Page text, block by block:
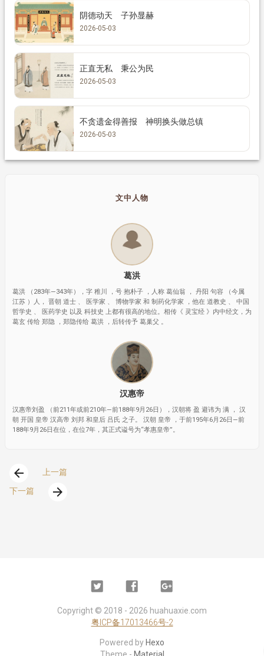
阴德动天 子孙显赫
2026-05-03
正直无私 秉公为民
2026-05-03
不贪遗金得善报 神明换头做总镇
2026-05-03
文中人物
葛洪
葛洪 （283年—343年），字 稚川 ，号 抱朴子 ，人称 葛仙翁 ， 丹阳 句容 （今属
江苏 ）人， 晋朝 道士 、 医学家 、 博物学家 和 制药化学家 ，他在 道教史 、 中国
哲学史 、 医药学史 以及 科技史 上都有很高的地位。相传《 灵宝经 》内中经文，为
葛玄 传给 郑隐 ，郑隐传给 葛洪 ，后转传予 葛巢父 。
汉惠帝
汉惠帝刘盈 （前211年或前210年—前188年9月26日），汉朝将 盈 避讳为 满 ， 汉
朝 开国 皇帝 汉高帝 刘邦 和皇后 吕氏 之子。 汉朝 皇帝 ，于前195年6月26日—前
188年9月26日在位，在位7年，其正式谥号为“孝惠皇帝”。
arrow_back
上一篇
下一篇
arrow_forward
Twitter FacebookGoogle
Copyright © 2018 - 2026 huahuaxie.com
粤ICP备17013466号-2
Powered by Hexo
Theme - Material